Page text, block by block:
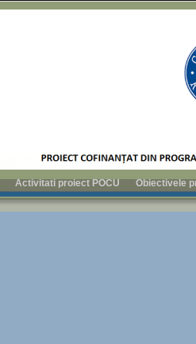
Activitati proiect POCU Obiectivele